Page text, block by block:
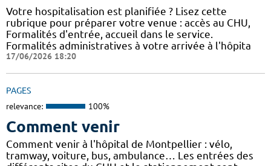
Votre hospitalisation est planifiée ? Lisez cette
rubrique pour préparer votre venue : accès au CHU,
Formalités d'entrée, accueil dans le service.
Formalités administratives à votre arrivée à l'hôpita
17/06/2026 18:20
PAGES
relevance: 100%
Comment venir
Comment venir à l'hôpital de Montpellier : vélo,
tramway, voiture, bus, ambulance… Les entrées des